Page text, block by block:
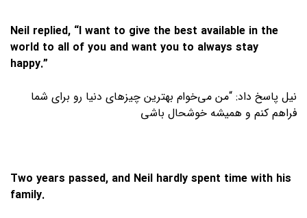
Neil replied, “I want to give the best available in the
world to all of you and want you to always stay
happy.”
نیل پاسخ داد: “من می‌خوام بهترین چیزهای دنیا رو برای شما
فراهم کنم و همیشه خوشحال باشی
Two years passed, and Neil hardly spent time with his
family.